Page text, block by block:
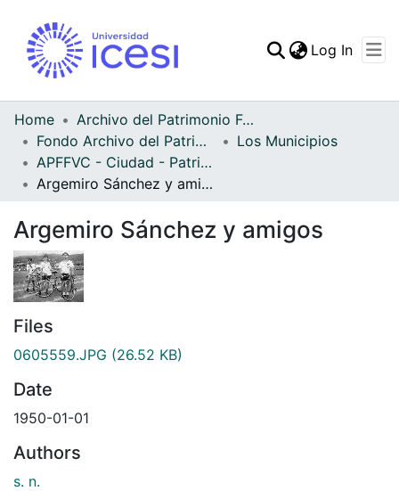
Statistics
Log In
Home
Archivo del Patrimonio Fotográfico y Fílmico del Valle del Cauca
Fondo Archivo del Patrimonio Fotográfico y Fílmico del Valle del Cauca
Los Municipios
APFFVC - Ciudad - Patrimonial
Argemiro Sánchez y amigos
Argemiro Sánchez y amigos
Files
0605559.JPG (26.52 KB)
Date
1950-01-01
Authors
s. n.